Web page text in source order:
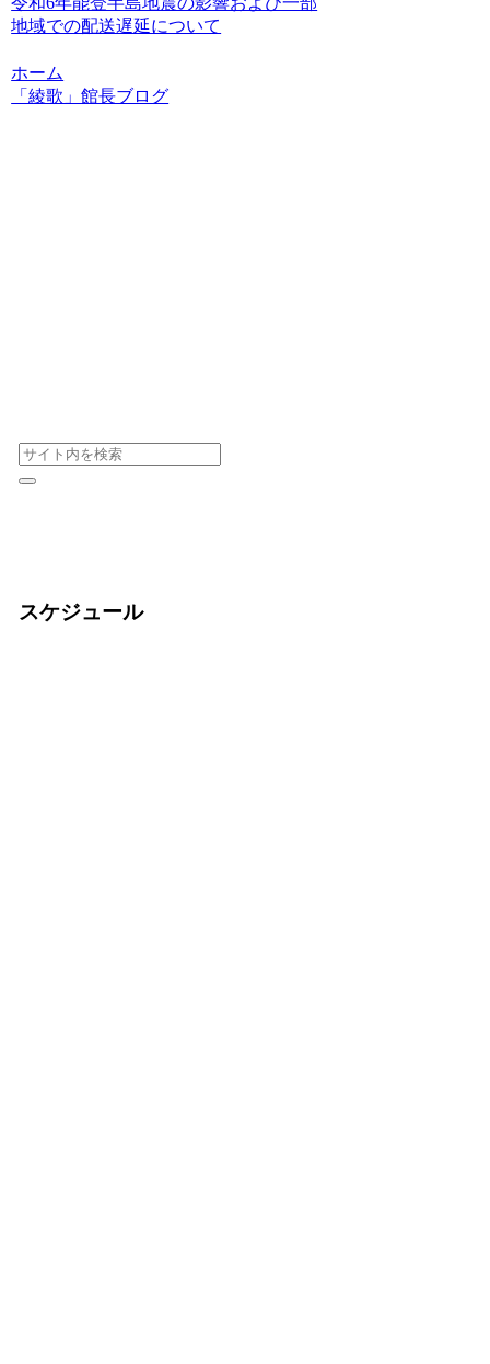
地域での配送遅延について
ホーム
「綾歌」館長ブログ
スケジュール